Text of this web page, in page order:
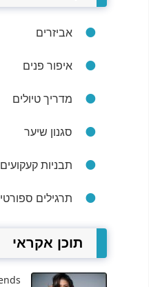
אביזרים
איפור פנים
מדריך טיולים
סגנון שיער
תבניות קעקועים
תרגילים
תוכן אקראי